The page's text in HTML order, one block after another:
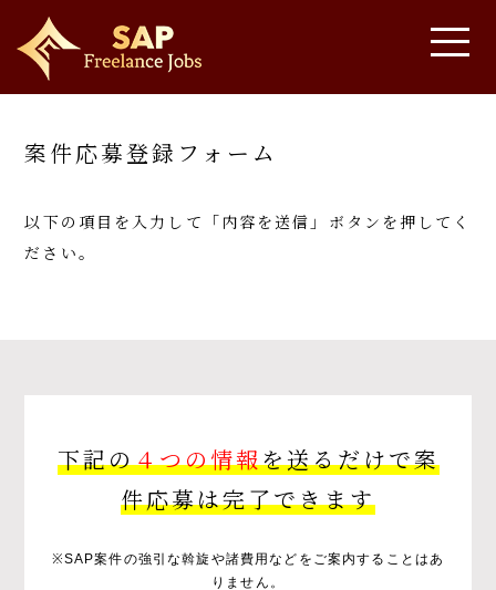
案件応募登録フォーム
以下の項目を入力して「内容を送信」ボタンを押してく
ださい。
下記の４つの情報を送るだけで案
件応募は完了できます
※SAP案件の強引な斡旋や諸費用などをご案内することはあ
りません。